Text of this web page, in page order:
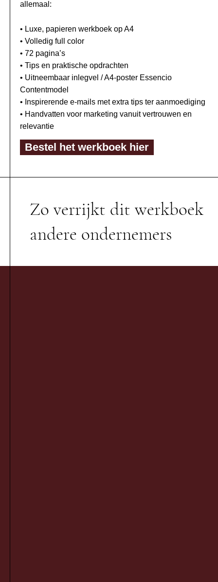
allemaal:
• Luxe, papieren werkboek op A4
• Volledig full color
• 72 pagina’s
• Tips en praktische opdrachten
• Uitneembaar inlegvel / A4-poster Essencio
Contentmodel
• Inspirerende e-mails met extra tips ter aanmoediging
• Handvatten voor marketing vanuit vertrouwen en
relevantie
Bestel het werkboek hier
Zo verrijkt dit werkboek
andere ondernemers